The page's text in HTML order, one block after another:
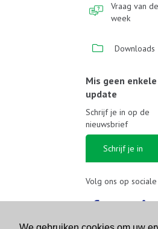
Vraag van de
week
Downloads
Mis geen enkele
update
Schrijf je in op de
nieuwsbrief
Schrijf je in
Volg ons op